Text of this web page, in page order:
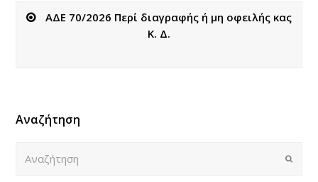
ΑΔΕ 70/2026 Περί διαγραφής ή μη οφειλής κας
Κ. Δ.
Αναζήτηση
Submit